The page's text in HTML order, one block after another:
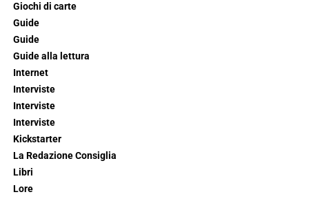
Giochi di carte
Guide
Guide
Guide alla lettura
Internet
Interviste
Interviste
Interviste
Kickstarter
La Redazione Consiglia
Libri
Lore